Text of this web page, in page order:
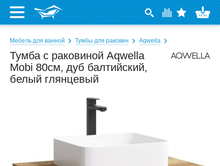
Мебель для ванной Тумбы для раковин Aqwella
Тумба с раковиной Aqwella
Mobi 80см, дуб балтийский,
белый глянцевый